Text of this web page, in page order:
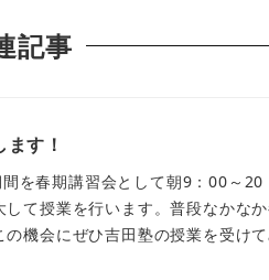
記事
す！
を春期講習会として朝9：00～20
して授業を行います。普段なかな
機会にぜひ吉田塾の授業を受け